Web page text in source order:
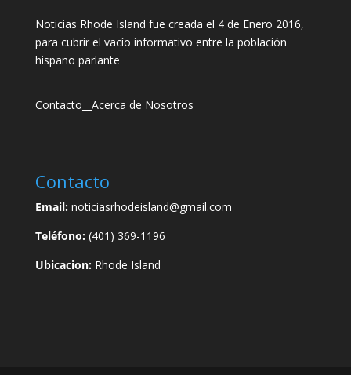
Noticias Rhode Island fue creada el 4 de Enero 2016,
para cubrir el vacío informativo entre la población
hispano parlante
Contacto Acerca de Nosotros
Contacto
Email:noticiasrhodeisland@gmail.com
Teléfono:(401) 369-1196
Ubicacion:Rhode Island